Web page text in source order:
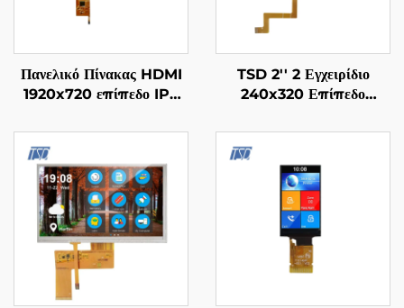
Πανελικό Πίνακας HDMI
1920x720 επίπεδο IPS
12.3" με PCAP
TSD 2'' 2 Εγχειρίδιο
240x320 Επίπεδο
IPS TFT LCD Οθόνη lcd
μονάδων προβολής